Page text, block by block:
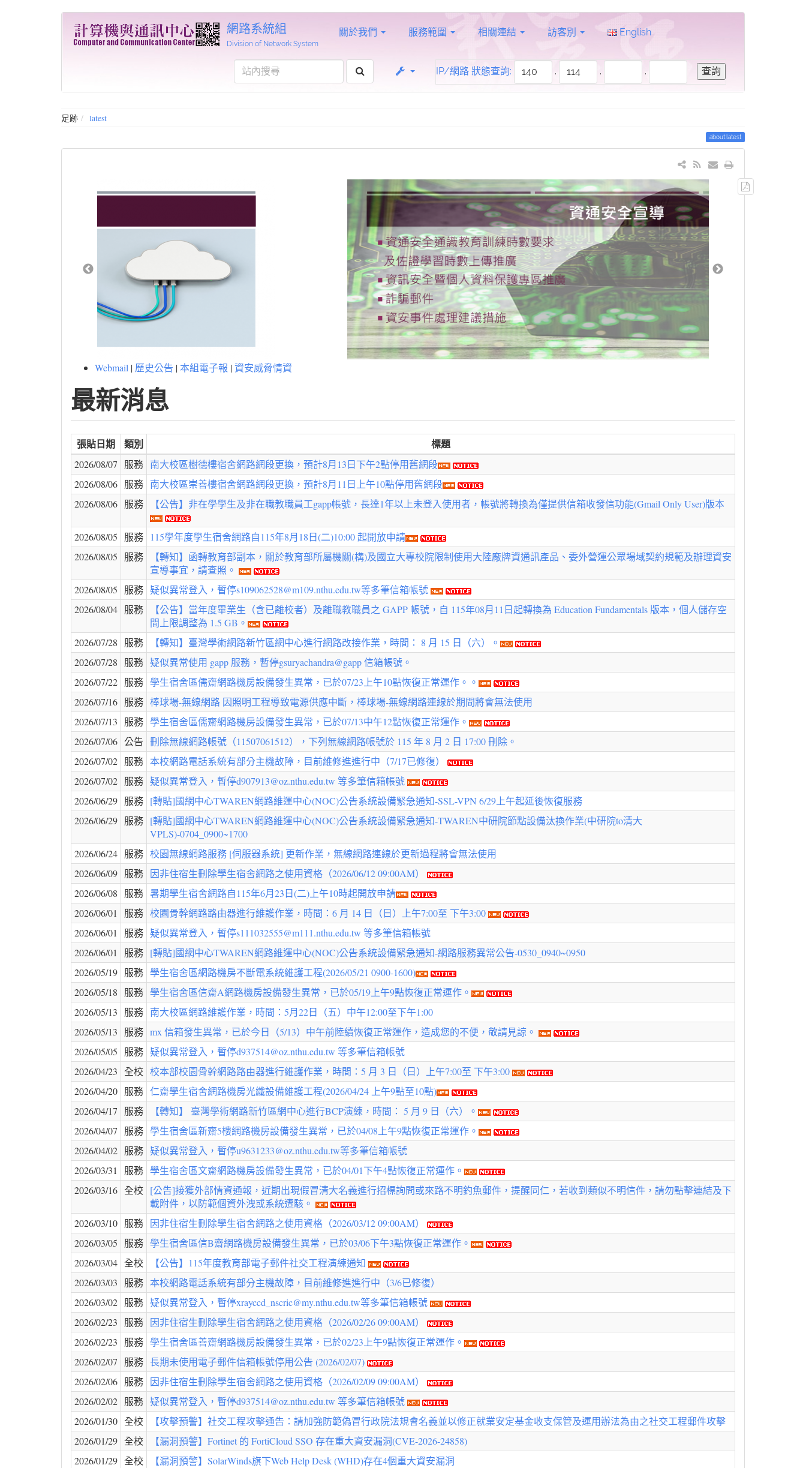
網路系統組
Division of Network System
關於我們 服務範圍 相關連結 訪客別 English
IP/網路 狀態查詢: . . .
足跡 latest
about:latest
出
Webmail | 歷史公告 |本組電子報 |資安威脅情資
最新消息
張貼日期 類別 標題
2026/08/07 服務 南大校區樹德樓宿舍網路網段更換，預計8月13日下午2點停用舊網段
2026/08/06 服務 南大校區崇善樓宿舍網路網段更換，預計8月11日上午10點停用舊網段
2026/08/06 服務 【公告】非在學學生及非在職教職員工gapp帳號，長達1年以上未登入使用者，帳號將轉換為僅提供信箱收發信功能(Gmail Only User)版本
2026/08/05 服務
115學年度學生宿舍網路自115年8月18日(二)10:00 起開放申請
2026/08/05
服務
【轉知】函轉教育部副本，關於教育部所屬機關(構)及國立大專校院限制使用大陸廠牌資通訊產品、委外營運公眾場域契約規範及辦理資安
宣導事宜，請查照。
2026/08/05
服務 疑似異常登入，暫停s109062528@m109.nthu.edu.tw等多筆信箱帳號
2026/08/04 服務
【公告】當年度畢業生（含已離校者）及離職教職員之 GAPP 帳號，自 115年08月11日起轉換為 Education Fundamentals 版本，個人儲存空
間上限調整為 1.5 GB。
2026/07/28
服務
【轉知】臺灣學術網路新竹區網中心進行網路改接作業，時間： 8 月 15 日（六）。
2026/07/28
服務 疑似異常使用 gapp 服務，暫停gsuryachandra@gapp 信箱帳號。
2026/07/22 服務 學生宿舍區儒齋網路機房設備發生異常，已於07/23上午10點恢復正常運作。。
2026/07/16 服務 棒球場-無線網路 因照明工程導致電源供應中斷，棒球場-無線網路連線於期間將會無法使用
2026/07/13
服務 學生宿舍區儒齋網路機房設備發生異常，已於07/13中午12點恢復正常運作。
2026/07/06 公告 刪除無線網路帳號（11507061512），下列無線網路帳號於 115 年 8 月 2 日 17:00 刪除。
2026/07/02 服務 本校網路電話系統有部分主機故障，目前維修進進行中（7/17已修復）
2026/07/02 服務 疑似異常登入，暫停d907913@oz.nthu.edu.tw 等多筆信箱帳號
2026/06/29 服務 [轉貼]國網中心TWAREN網路維運中心(NOC)公告系統設備緊急通知-SSL-VPN 6/29上午起延後恢復服務
2026/06/29 服務 [轉貼]國網中心TWAREN網路維運中心(NOC)公告系統設備緊急通知-TWAREN中研院節點設備汰換作業(中研院to清大
VPLS)-0704_0900~1700
2026/06/24 服務 校園無線網路服務 [伺服器系統] 更新作業，無線網路連線於更新過程將會無法使用
2026/06/09 服務 因非住宿生刪除學生宿舍網路之使用資格（2026/06/12 09:00AM）
2026/06/08
服務 暑期學生宿舍網路自115年6月23日(二)上午10時起開放申請
2026/06/01
服務 校園骨幹網路路由器進行維護作業，時間：6 月 14 日（日）上午7:00至 下午3:00
2026/06/01
服務 疑似異常登入，暫停s111032555@m111.nthu.edu.tw 等多筆信箱帳號
2026/06/01
服務 [轉貼]國網中心TWAREN網路維運中心(NOC)公告系統設備緊急通知-網路服務異常公告-0530_0940~0950
2026/05/19 服務 學生宿舍區網路機房不斷電系統維護工程(2026/05/21 0900-1600)
2026/05/18
服務 學生宿舍區信齋A網路機房設備發生異常，已於05/19上午9點恢復正常運作。
2026/05/13
服務 南大校區網路維護作業，時間：5月22日（五）中午12:00至下午1:00
2026/05/13
服務 mx 信箱發生異常，已於今日（5/13）中午前陸續恢復正常運作，造成您的不便，敬請見諒。
2026/05/05
服務 疑似異常登入，暫停d937514@oz.nthu.edu.tw 等多筆信箱帳號
2026/04/23 全校 校本部校園骨幹網路路由器進行維護作業，時間：5 月 3 日（日）上午7:00至 下午3:00
2026/04/20 服務 仁齋學生宿舍網路機房光纖設備維護工程(2026/04/24 上午9點至10點)
2026/04/17
服務
【轉知】 臺灣學術網路新竹區網中心進行BCP演練，時間： 5 月 9 日（六）。
2026/04/07
服務 學生宿舍區新齋5樓網路機房設備發生異常，已於04/08上午9點恢復正常運作。
2026/04/02 服務 疑似異常登入，暫停u9631233@oz.nthu.edu.tw等多筆信箱帳號
2026/03/31
服務 學生宿舍區文齋網路機房設備發生異常，已於04/01下午4點恢復正常運作。
2026/03/16 全校 [公告]接獲外部情資通報，近期出現假冒清大名義進行招標詢問或來路不明釣魚郵件，提醒同仁，若收到類似不明信件，請勿點擊連結及下
載附件，以防範個資外洩或系統遭駭。
2026/03/10 服務 因非住宿生刪除學生宿舍網路之使用資格（2026/03/12 09:00AM）
2026/03/05
服務 學生宿舍區信B齋網路機房設備發生異常，已於03/06下午3點恢復正常運作。
2026/03/04 全校
【公告】115年度教育部電子郵件社交工程演練通知
2026/03/03
服務 本校網路電話系統有部分主機故障，目前維修進進行中（3/6已修復）
2026/03/02 服務 疑似異常登入，暫停xrayccd_nscric@my.nthu.edu.tw等多筆信箱帳號
2026/02/23
服務 因非住宿生刪除學生宿舍網路之使用資格（2026/02/26 09:00AM）
2026/02/23
服務 學生宿舍區善齋網路機房設備發生異常，已於02/23上午9點恢復正常運作。
2026/02/07
服務 長期未使用電子郵件信箱帳號停用公告 (2026/02/07)
2026/02/06 服務 因非住宿生刪除學生宿舍網路之使用資格（2026/02/09 09:00AM）
2026/02/02 服務 疑似異常登入，暫停d937514@oz.nthu.edu.tw 等多筆信箱帳號
2026/01/30 全校
【攻擊預警】社交工程攻擊通告：請加強防範偽冒行政院法規會名義並以修正就業安定基金收支保管及運用辦法為由之社交工程郵件攻擊
2026/01/29 全校
【漏洞預警】Fortinet 的 FortiCloud SSO 存在重大資安漏洞(CVE-2026-24858)
2026/01/29 全校
【漏洞預警】SolarWinds旗下Web Help Desk (WHD)存在4個重大資安漏洞